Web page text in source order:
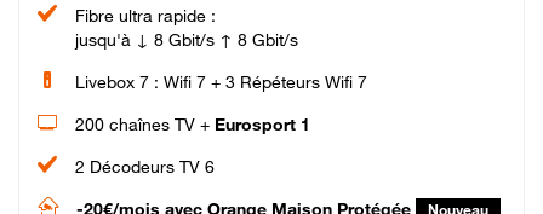
Fibre ultra rapide :
jusqu'à ↓ 8 Gbit/s ↑ 8 Gbit/s
Livebox 7 : Wifi 7 + 3 Répéteurs Wifi 7
200 chaînes TV + Eurosport 1
2 Décodeurs TV 6
-20€/mois avec Orange Maison Protégée Nouveau